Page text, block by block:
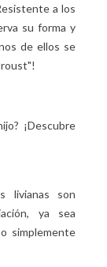
a los
su forma y
de ellos se
¡Descubre
livianas son
ya sea
simplemente